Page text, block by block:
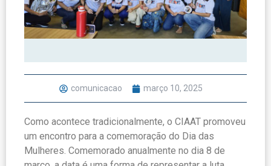
comunicacao março 10, 2025
Como acontece tradicionalmente, o CIAAT promoveu
um encontro para a comemoração do Dia das
Mulheres. Comemorado anualmente no dia 8 de